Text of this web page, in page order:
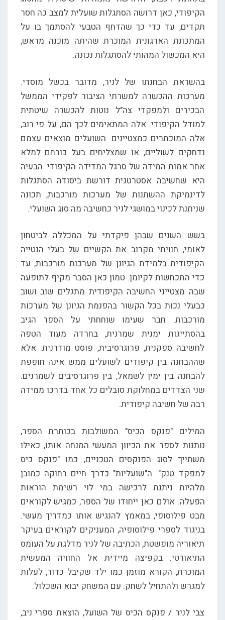
הקיפודי, כאן דרושה הסתגלות שועלית למצב כה חסר
תקדים, עד כדי כך שהדחף הטבעי להסתמך בו על
המתכונת הארגונית המוכרת שהיתה מוכנה מראש,
היא המכשול המהותי להסתגלות נכונה.
בהשראת הבחנתו של לניר, מדובר בכשל מוסדי.
מערכות ההכשרה למשרתי הציבור לפקידי הממשל
הבכירים ולמפקדי צה"ל נוטות להכשרה שיטתית
למודל הקיפודי. אלה המתאימים לכך הם, על פי רוב,
אלה המוכתרים כמצטיינים. השועלים מוצאים עצמם
נדחקים לשוליים, או שמצליחים בעל כורחם למלא
אחר אמות המידה של סרגל המדידה הקיפודי. הבעיה
היא שחשיבה אסטרטגית דורשת ביסודה הסתגלות
לדינמיקת ההשתנות של מערכות מורכבות, תכונה
שניתנת לכינוי במושגי לניר כחשיבה מה סוג השועלי.
בשש השנים שבהן פיקדתי על המכללה לביטחון
לאומי, חוויתי מקרוב את הקשיים של בעלי הנטייה
הקיפודית בלמידת הגיונן של מערכות מורכבות, עד
כדי התכחשות לקיומן. טמון כאן הסבר מקיף לתופעה
שבה מצטייני החשיבה הקיפודית מתגלים שוב ושוב
כבעלי נכות בכל הקשור בהפנמת הגיונן של מערכות
מורכבות. חבר שעימו שוחחתי על הספר הגיב
בהסתייגות ימנית שמרנית, בחרדה מעוד הטפה
לחשיבה ספקנית, פרוגרסיבית, פוסט מודרנית. אלא
שההבחנה בין קיפודים לשועלים ממש אינה חופפת
להבחנה בין ימין לשמאל, בין פרוגרסיבים לשמרנים.
שני הצדדים במחלוקת סובלים כל אחד בדרכו ממידה
רבה של חשיבה קיפודית.
המילים "פנקס הכיס" המשולבות בכותרת הספר,
נותנות לספר את הכיוון המעשי המנחה אותו, כאילו
משתייך לסוג הפנקסים הטכניים, כמו "פנקס כיס
למפקד טנק". ה"שועליות" כדרך חיים רחוקה כמובן
מלהיות ניתנת לרכישה במי לוי רשימת הוראות
הפעלה. אולם כאן ייחודו של הספר, כמגיש לקוראים
מבט פילוסופי, במאמץ להנגיש אותו כמדריך מעשי.
בניגוד לספרי פילוסופיה, המעניקים לקוראים בעיקר
תיאוריה מופשטת, הכתיבה של לניר מדלגת על העומס
התיאורטי. בקפיצה מיידית אל החוויה המעשית
המוכרת, הקורא מוזמן כמו ילד שקיבל כדור, לעלות
למגרש ולהתחיל לשחק. עם המשחק יבוא השכלול.
צבי לניר / פנקס הכיס של השועל, הוצאת ספרי ניב,